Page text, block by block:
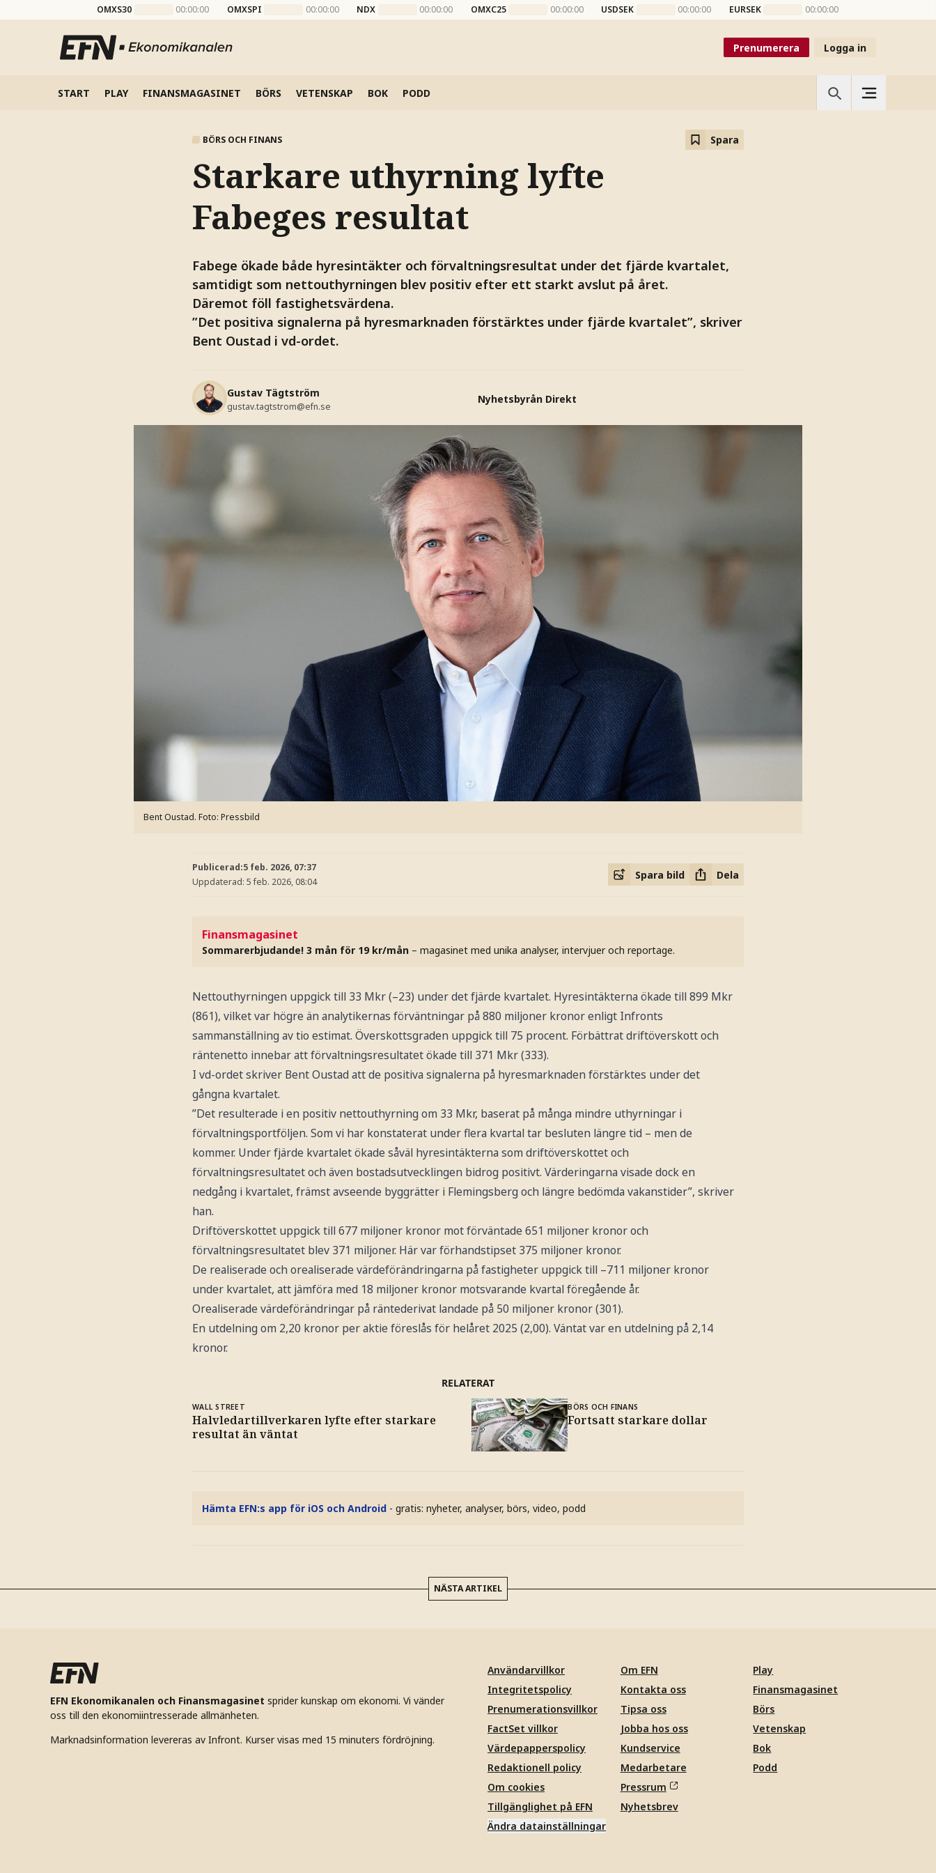
OMXS30 00:00:00 OMXSPI 00:00:00 NDX 00:00:00 OMXC25 00:00:00 USDSEK 00:00:00 EURSEK 00:00:00
Prenumerera Logga in
START PLAY FINANSMAGASINET BÖRS VETENSKAP BOK PODD
BÖRS OCH FINANS Spara
Starkare uthyrning lyfte
Fabeges resultat
Fabege ökade både hyresintäkter och förvaltningsresultat under det fjärde kvartalet,
samtidigt som nettouthyrningen blev positiv efter ett starkt avslut på året.
Däremot föll fastighetsvärdena.
”Det positiva signalerna på hyresmarknaden förstärktes under fjärde kvartalet”, skriver
Bent Oustad i vd-ordet.
Gustav Tägtström
gustav.tagtstrom@efn.se
Nyhetsbyrån Direkt
Bent Oustad. Foto: Pressbild
Publicerad:5 feb. 2026, 07:37
Uppdaterad: 5 feb. 2026, 08:04
Spara bild Dela
Finansmagasinet
Sommarerbjudande! 3 mån för 19 kr/mån – magasinet med unika analyser, intervjuer och reportage.
Nettouthyrningen uppgick till 33 Mkr (–23) under det fjärde kvartalet. Hyresintäkterna ökade till 899 Mkr
(861), vilket var högre än analytikernas förväntningar på 880 miljoner kronor enligt Infronts
sammanställning av tio estimat. Överskottsgraden uppgick till 75 procent. Förbättrat driftöverskott och
räntenetto innebar att förvaltningsresultatet ökade till 371 Mkr (333).
I vd-ordet skriver Bent Oustad att de positiva signalerna på hyresmarknaden förstärktes under det
gångna kvartalet.
”Det resulterade i en positiv nettouthyrning om 33 Mkr, baserat på många mindre uthyrningar i
förvaltningsportföljen. Som vi har konstaterat under flera kvartal tar besluten längre tid – men de
kommer. Under fjärde kvartalet ökade såväl hyresintäkterna som driftöverskottet och
förvaltningsresultatet och även bostadsutvecklingen bidrog positivt. Värderingarna visade dock en
nedgång i kvartalet, främst avseende byggrätter i Flemingsberg och längre bedömda vakanstider”, skriver
han.
Driftöverskottet uppgick till 677 miljoner kronor mot förväntade 651 miljoner kronor och
förvaltningsresultatet blev 371 miljoner. Här var förhandstipset 375 miljoner kronor.
De realiserade och orealiserade värdeförändringarna på fastigheter uppgick till –711 miljoner kronor
under kvartalet, att jämföra med 18 miljoner kronor motsvarande kvartal föregående år.
Orealiserade värdeförändringar på räntederivat landade på 50 miljoner kronor (301).
En utdelning om 2,20 kronor per aktie föreslås för helåret 2025 (2,00). Väntat var en utdelning på 2,14
kronor.
RELATERAT
WALL STREET
Halvledartillverkaren lyfte efter starkare
resultat än väntat
BÖRS OCH FINANS
Fortsatt starkare dollar
Hämta EFN:s app för iOS och Android - gratis: nyheter, analyser, börs, video, podd
NÄSTA ARTIKEL
EFN Ekonomikanalen och Finansmagasinet sprider kunskap om ekonomi. Vi vänder
oss till den ekonomiintresserade allmänheten.
Marknadsinformation levereras av Infront. Kurser visas med 15 minuters fördröjning.
Användarvillkor
Integritetspolicy
Prenumerationsvillkor
FactSet villkor
Värdepapperspolicy
Redaktionell policy
Om cookies
Tillgänglighet på EFN
Ändra datainställningar
Om EFN
Kontakta oss
Tipsa oss
Jobba hos oss
Kundservice
Medarbetare
Pressrum
Nyhetsbrev
Play
Finansmagasinet
Börs
Vetenskap
Bok
Podd